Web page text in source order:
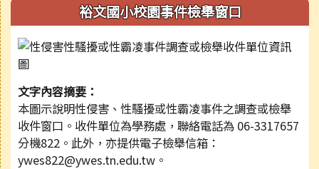
裕文國小校園事件檢舉窗口
文字內容摘要：
本圖示說明性侵害、性騷擾或性霸凌事件之調查或檢舉
收件窗口。收件單位為學務處，聯絡電話為 06-3317657
分機822。此外，亦提供電子檢舉信箱：
ywes822@ywes.tn.edu.tw。